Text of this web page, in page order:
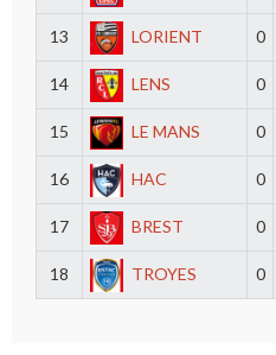
13 LORIENT 0
14 LENS 0
15 LE MANS 0
16 HAC 0
17 BREST 0
18 TROYES 0